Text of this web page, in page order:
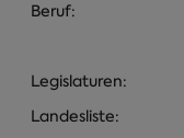
Beruf:
Legislaturen:
Landesliste: